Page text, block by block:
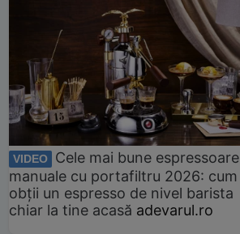
VIDEO
Cele mai bune espressoare
manuale cu portafiltru 2026: cum
obții un espresso de nivel barista
chiar la tine acasă adevarul.ro